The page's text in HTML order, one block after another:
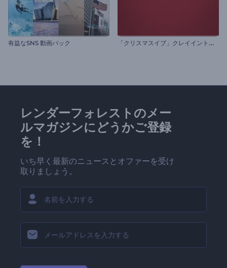
有益なSNS 動画パック 「
クリスマスイブ」クレイイントロ動画
レンダーフォレストのメー
ルマガジンにどうかご登録
を！
いち早く最新のニュースとオファーを受け
取りましょう。